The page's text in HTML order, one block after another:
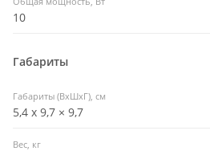
10
Габариты
Габариты (ВхШхГ), см
5,4 х 9,7 × 9,7
Вес, кг